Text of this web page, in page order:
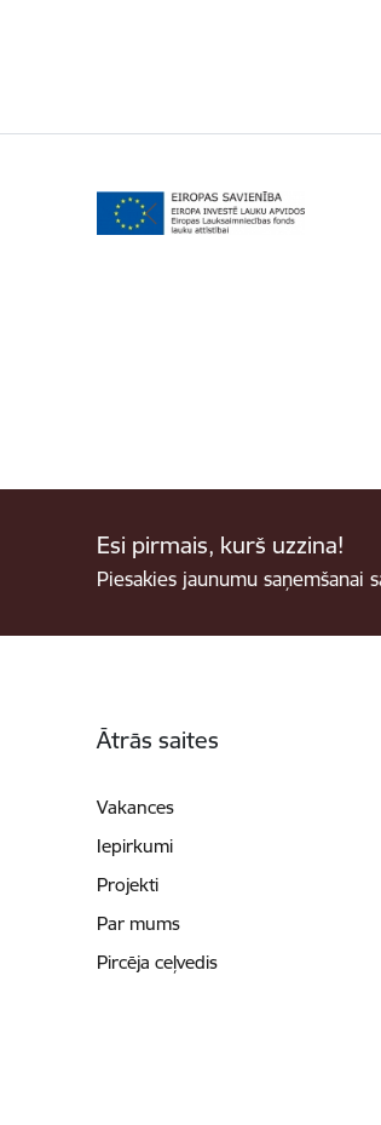
Esi pirmais, kurš uzzina!
Piesakies jaunumu saņemšanai
Ātrās saites
Vakances
Iepirkumi
Projekti
Par mums
Pircēja ceļvedis